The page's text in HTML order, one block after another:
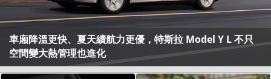
車廂降溫更快、夏天續航力更優，特斯拉 Model Y L 不只
空間變大熱管理也進化